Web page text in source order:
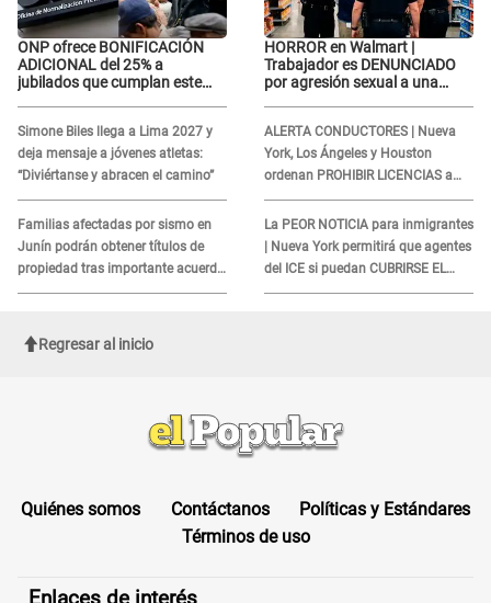
ONP ofrece BONIFICACIÓN
ADICIONAL del 25% a
jubilados que cumplan este
Simone Biles llega a Lima 2027 y
deja mensaje a jóvenes atletas:
“Diviértanse y abracen el camino”
Familias afectadas por sismo en
Junín podrán obtener títulos de
propiedad tras importante acuerdo
de Cofopri
HORROR en Walmart |
Trabajador es DENUNCIADO
por agresión sexual a una
ALERTA CONDUCTORES | Nueva
York, Los Ángeles y Houston
ordenan PROHIBIR LICENCIAS a
quienes no presenten ESTE
DOCUMENTO
La PEOR NOTICIA para inmigrantes
| Nueva York permitirá que agentes
del ICE si puedan CUBRIRSE EL
ROSTRO
Regresar al inicio
Quiénes somos Contáctanos
Políticas y Estándares
Términos de uso